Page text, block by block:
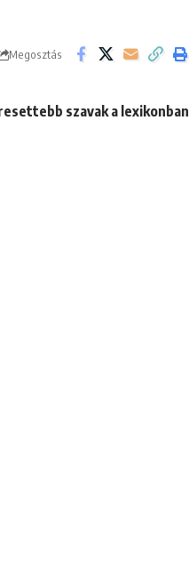
Megosztás
szavak a lexikonban